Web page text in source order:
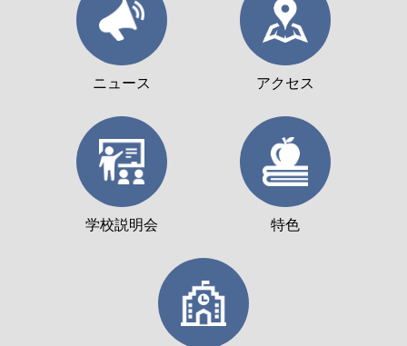
ニュース アクセス
学校説明会 特色